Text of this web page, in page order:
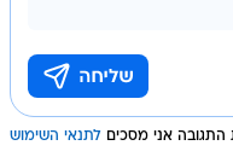
התגובה אני מסכים לתנאי השימוש